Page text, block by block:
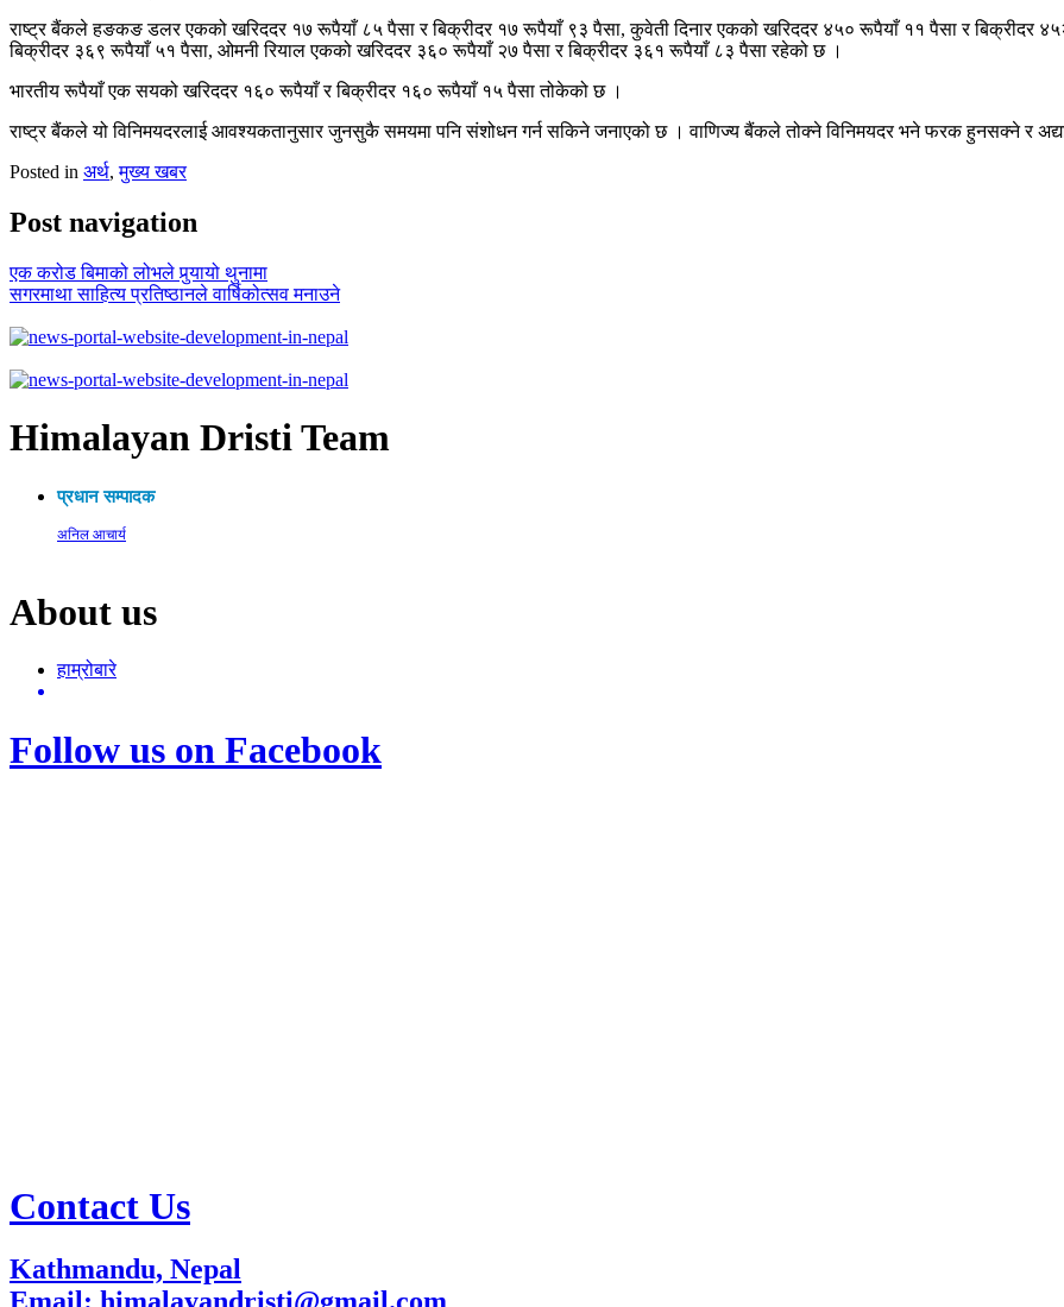
राष्ट्र बैंकले हङकङ डलर एकको खरिददर १७ रूपैयाँ ८५ पैसा र बिक्रीदर १७ रूपैयाँ ९३ पैसा, कुवेती दिनार एकको खरिददर ४५० रूपैयाँ ११ पैसा र बिक्रीदर
बिक्रीदर ३६९ रूपैयाँ ५१ पैसा, ओमनी रियाल एकको खरिददर ३६० रूपैयाँ २७ पैसा र बिक्रीदर ३६१ रूपैयाँ ८३ पैसा रहेको छ ।
भारतीय रूपैयाँ एक सयको खरिददर १६० रूपैयाँ र बिक्रीदर १६० रूपैयाँ १५ पैसा तोकेको छ ।
राष्ट्र बैंकले यो विनिमयदरलाई आवश्यकतानुसार जुनसुकै समयमा पनि संशोधन गर्न सकिने जनाएको छ । वाणिज्य बैंकले तोक्ने विनिमयदर भने फरक हुनसक्ने र
Posted in अर्थ,मुख्य खबर
Post navigation
एक करोड बिमाको लोभले पुर्‍यायो थुनामा
सगरमाथा साहित्य प्रतिष्ठानले वार्षिकोत्सव मनाउने
Himalayan Dristi Team
प्रधान सम्पादक
अनिल आचार्य
About us
हाम्रोबारे
Follow us on Facebook
Contact Us
Kathmandu, Nepal